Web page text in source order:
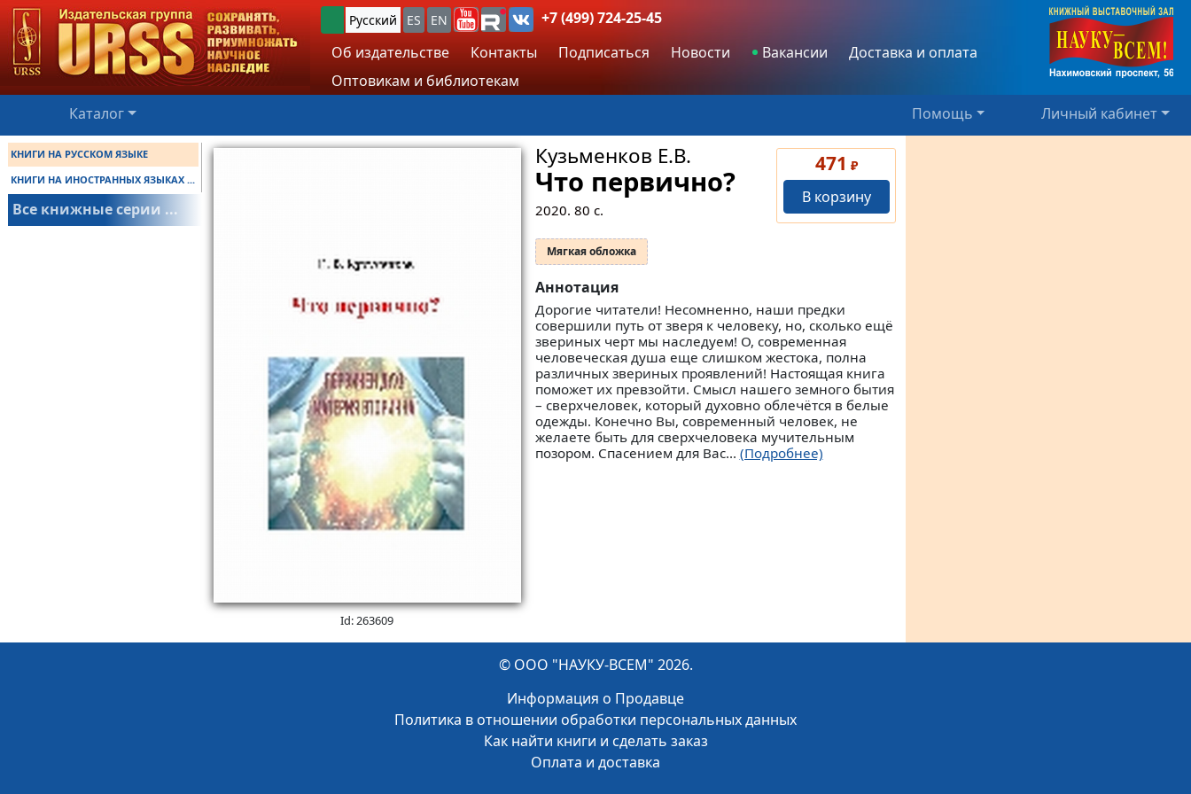
Русский ES EN
+7 (499) 724-25-45
Об издательстве
Контакты Подписаться Новости Вакансии
Доставка и оплата
Оптовикам и библиотекам
Каталог
Помощь Личный кабинет
КНИГИ НА РУССКОМ ЯЗЫКЕ
КНИГИ НА ИНОСТРАННЫХ ЯЗЫКАХ ...
Все книжные серии ...
Id: 263609
471 ₽
В корзину
Кузьменков Е.В.
Что первично?
2020. 80 с.
Мягкая обложка
Аннотация
Дорогие читатели! Несомненно, наши предки
совершили путь от зверя к человеку, но, сколько ещё
звериных черт мы наследуем! О, современная
человеческая душа еще слишком жестока, полна
различных звериных проявлений! Настоящая книга
поможет их превзойти. Смысл нашего земного бытия
– сверхчеловек, который духовно облечётся в белые
одежды. Конечно Вы, современный человек, не
желаете быть для сверхчеловека мучительным
позором. Спасением для Вас... (Подробнее)
© ООО "НАУКУ-ВСЕМ" 2026.
Информация о Продавце
Политика в отношении обработки персональных данных
Как найти книги и сделать заказ
Оплата и доставка